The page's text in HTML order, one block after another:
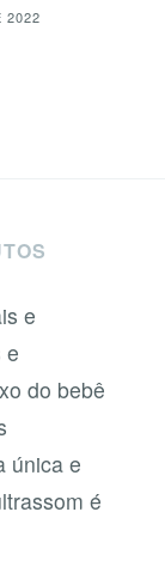
2022
e
e
do bebê
única e
é